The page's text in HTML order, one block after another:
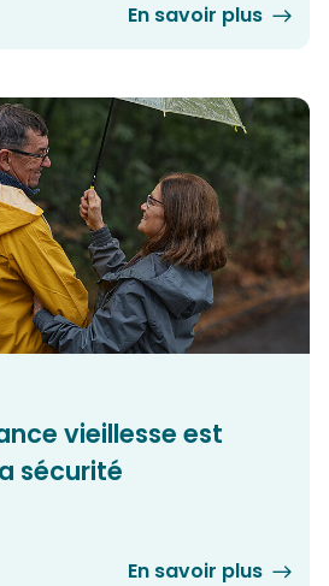
En savoir plus
vieillesse est
sécurité
En savoir plus